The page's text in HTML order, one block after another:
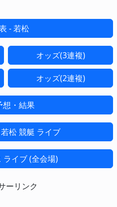
- 若松
オッズ(3連複)
オッズ(2連複)
想・結果
松 競艇 ライブ
ライブ (全会場)
ーリンク